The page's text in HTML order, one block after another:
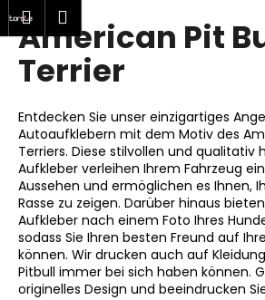
Zum
Inhalt
springen
Warenkorb
American Pit
Terrier
Entdecken Sie unser einzigartiges
Autoaufklebern mit dem Motiv des
Terriers. Diese stilvollen und qualitativ
Aufkleber verleihen Ihrem Fahrzeug
Aussehen und ermöglichen es Ihnen,
Rasse zu zeigen. Darüber hinaus
Aufkleber nach einem Foto Ihres
sodass Sie Ihren besten Freund auf
können. Wir drucken auch auf
Pitbull immer bei sich haben können.
originelles Design und beeindrucken
W
a
Zurück
zum
Zurück
zum
a
s
s
u
c
h
e
n